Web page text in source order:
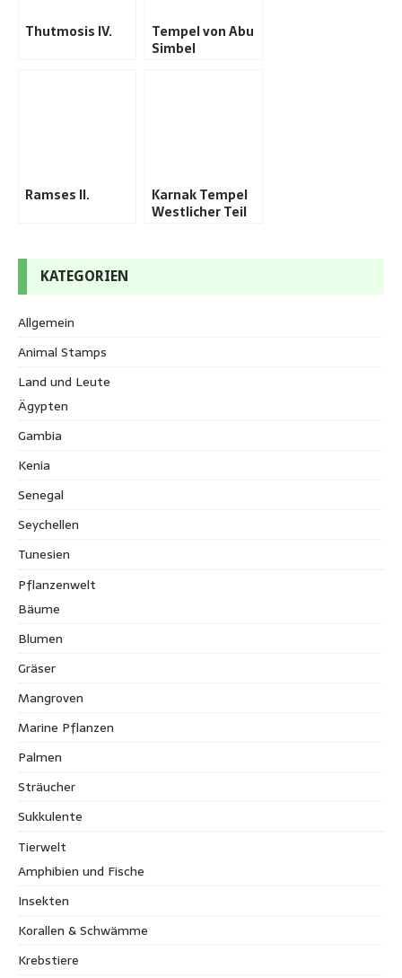
Thutmosis IV.
Tempel von Abu
Simbel
Ramses II.
Karnak Tempel
Westlicher Teil
KATEGORIEN
Allgemein
Animal Stamps
Land und Leute
Ägypten
Gambia
Kenia
Senegal
Seychellen
Tunesien
Pflanzenwelt
Bäume
Blumen
Gräser
Mangroven
Marine Pflanzen
Palmen
Sträucher
Sukkulente
Tierwelt
Amphibien und Fische
Insekten
Korallen & Schwämme
Krebstiere